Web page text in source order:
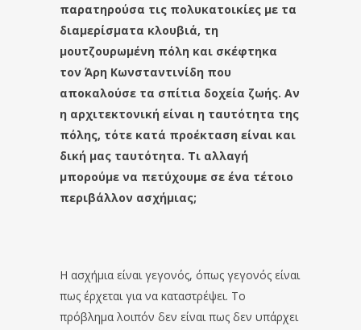
παρατηρούσα τις πολυκατοικίες με τα
διαμερίσματα κλουβιά, τη
μουτζουρωμένη πόλη και σκέφτηκα
τον Άρη Κωνσταντινίδη που
αποκαλούσε τα σπίτια δοχεία ζωής. Αν
η αρχιτεκτονική είναι η ταυτότητα της
πόλης, τότε κατά προέκταση είναι και
δική μας ταυτότητα. Τι αλλαγή
μπορούμε να πετύχουμε σε ένα τέτοιο
περιβάλλον ασχήμιας;
Η ασχήμια είναι γεγονός, όπως γεγονός είναι
πως έρχεται για να καταστρέψει. Το
πρόβλημα λοιπόν δεν είναι πως δεν υπάρχει